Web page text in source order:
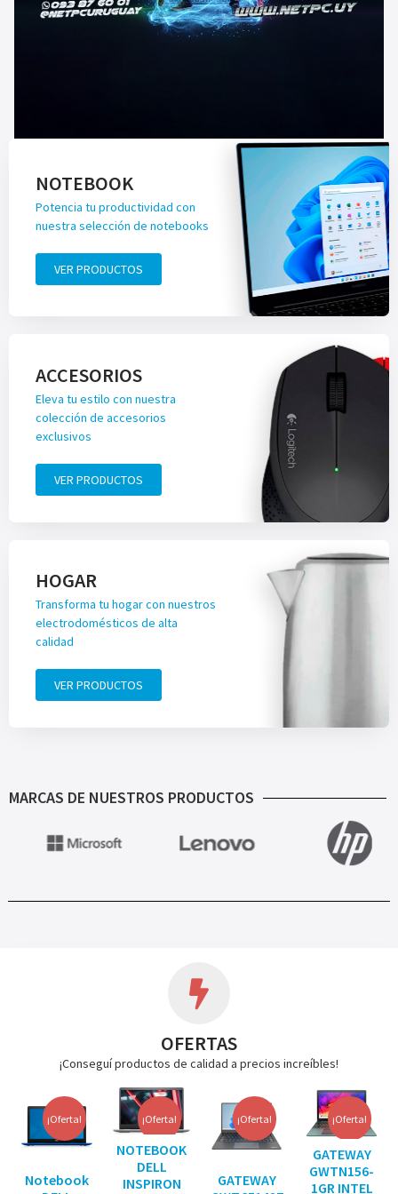
NOTEBOOK
Potencia tu productividad con
nuestra selección de notebooks
VER PRODUCTOS
ACCESORIOS
Eleva tu estilo con nuestra
colección de accesorios
exclusivos
VER PRODUCTOS
HOGAR
Transforma tu hogar con nuestros
electrodomésticos de alta
calidad
VER PRODUCTOS
MARCAS DE NUESTROS PRODUCTOS
OFERTAS
¡Conseguí productos de calidad a precios increíbles!
¡Oferta!
Notebook
¡Oferta!
NOTEBOOK
DELL
INSPIRON
¡Oferta!
GATEWAY
¡Oferta!
GATEWAY
GWTN156-
1GR INTEL